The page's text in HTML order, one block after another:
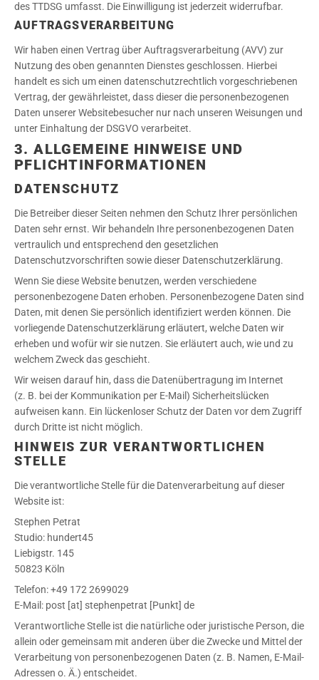
des TTDSG umfasst. Die Einwilligung ist jederzeit widerrufbar.
AUFTRAGSVERARBEITUNG
Wir haben einen Vertrag über Auftragsverarbeitung (AVV) zur
Nutzung des oben genannten Dienstes geschlossen. Hierbei
handelt es sich um einen datenschutzrechtlich vorgeschriebenen
Vertrag, der gewährleistet, dass dieser die personenbezogenen
Daten unserer Websitebesucher nur nach unseren Weisungen und
unter Einhaltung der DSGVO verarbeitet.
3. ALLGEMEINE HINWEISE UND
PFLICHT­INFORMATIONEN
DATENSCHUTZ
Die Betreiber dieser Seiten nehmen den Schutz Ihrer persönlichen
Daten sehr ernst. Wir behandeln Ihre personenbezogenen Daten
vertraulich und entsprechend den gesetzlichen
Datenschutzvorschriften sowie dieser Datenschutzerklärung.
Wenn Sie diese Website benutzen, werden verschiedene
personenbezogene Daten erhoben. Personenbezogene Daten sind
Daten, mit denen Sie persönlich identifiziert werden können. Die
vorliegende Datenschutzerklärung erläutert, welche Daten wir
erheben und wofür wir sie nutzen. Sie erläutert auch, wie und zu
welchem Zweck das geschieht.
Wir weisen darauf hin, dass die Datenübertragung im Internet
(z. B. bei der Kommunikation per E-Mail) Sicherheitslücken
aufweisen kann. Ein lückenloser Schutz der Daten vor dem Zugriff
durch Dritte ist nicht möglich.
HINWEIS ZUR VERANTWORTLICHEN
STELLE
Die verantwortliche Stelle für die Datenverarbeitung auf dieser
Website ist:
Stephen Petrat
Studio: hundert45
Liebigstr. 145
50823 Köln
Telefon: +49 172 2699029
E-Mail: post [at] stephenpetrat [Punkt] de
Verantwortliche Stelle ist die natürliche oder juristische Person, die
allein oder gemeinsam mit anderen über die Zwecke und Mittel der
Verarbeitung von personenbezogenen Daten (z. B. Namen, E-Mail-
Adressen o. Ä.) entscheidet.